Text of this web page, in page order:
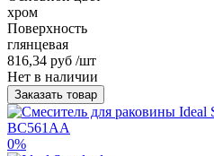
хром
Поверхность
глянцевая
816,34 руб /шт
Нет в наличии
Заказать товар
0%